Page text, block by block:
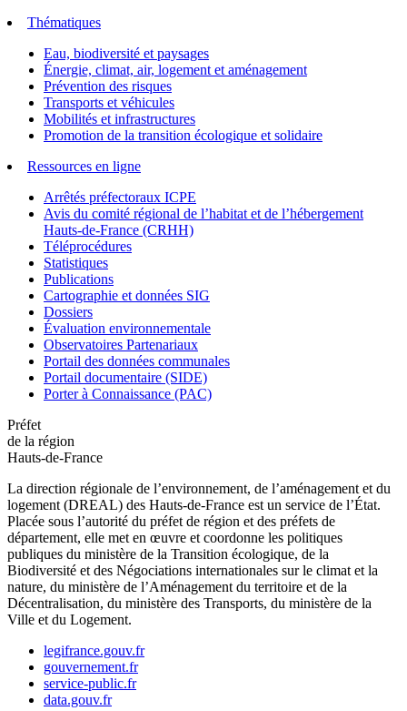
Thématiques
Eau, biodiversité et paysages
Énergie, climat, air, logement et aménagement
Prévention des risques
Transports et véhicules
Mobilités et infrastructures
Promotion de la transition écologique et solidaire
Ressources en ligne
Arrêtés préfectoraux ICPE
Avis du comité régional de l’habitat et de l’hébergement
Hauts-de-France (CRHH)
Téléprocédures
Statistiques
Publications
Cartographie et données SIG
Dossiers
Évaluation environnementale
Observatoires Partenariaux
Portail des données communales
Portail documentaire (SIDE)
Porter à Connaissance (PAC)
Préfet
de la région
Hauts-de-France
La direction régionale de l’environnement, de l’aménagement et du
logement (DREAL) des Hauts-de-France est un service de l’État.
Placée sous l’autorité du préfet de région et des préfets de
département, elle met en œuvre et coordonne les politiques
publiques du ministère de la Transition écologique, de la
Biodiversité et des Négociations internationales sur le climat et la
nature, du ministère de l’Aménagement du territoire et de la
Décentralisation, du ministère des Transports, du ministère de la
Ville et du Logement.
legifrance.gouv.fr
gouvernement.fr
service-public.fr
data.gouv.fr